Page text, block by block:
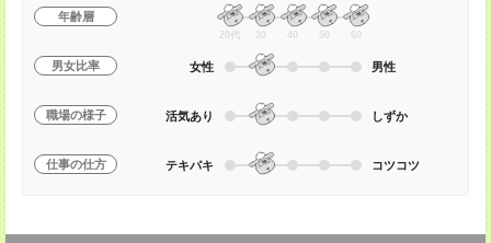
年齢層
20代 30 40 50 60
男女比率 女性 男性
職場の様子 活気あり しずか
仕事の仕方 テキパキ コツコツ